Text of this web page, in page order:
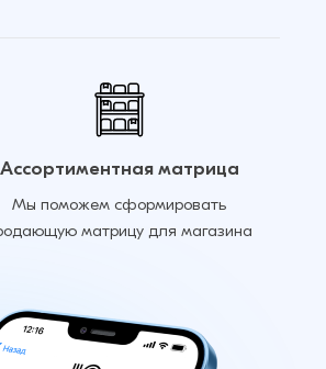
Ассортиментная матрица
Мы поможем сформировать
матрицу для магазина